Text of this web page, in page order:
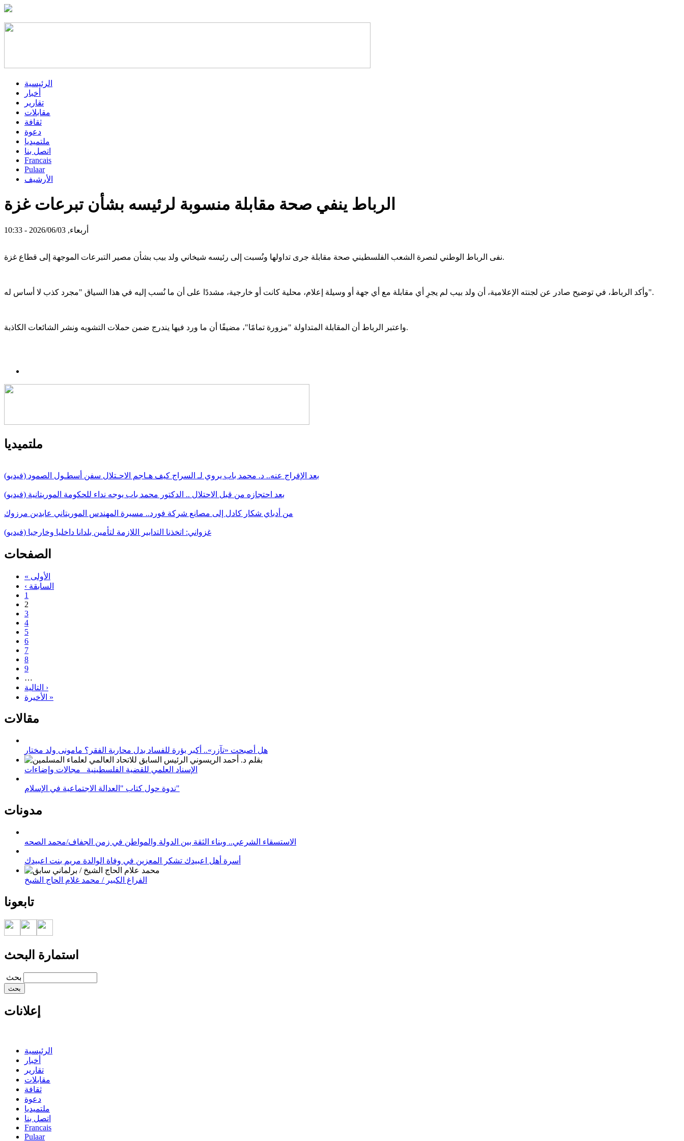
الرئيسية
أخبار
تقارير
مقابلات
ثقافة
دعوة
ملتميديا
اتصل بنا
Francais
Pulaar
الأرشيف
الرباط ينفي صحة مقابلة منسوبة لرئيسه بشأن تبرعات غزة
أربعاء, 2026/06/03 - 10:33
نفى الرباط الوطني لنصرة الشعب الفلسطيني صحة مقابلة جرى تداولها ونُسبت إلى رئيسه شيخاني ولد بيب بشأن مصير التبرعات الموجهة إلى قطاع غزة.
وأكد الرباط، في توضيح صادر عن لجنته الإعلامية، أن ولد بيب لم يجرِ أي مقابلة مع أي جهة أو وسيلة إعلام، محلية كانت أو خارجية، مشددًا على أن ما نُسب إليه في هذا السياق "مجرد كذب لا أساس له".
واعتبر الرباط أن المقابلة المتداولة "مزورة تمامًا"، مضيفًا أن ما ورد فيها يندرج ضمن حملات التشويه ونشر الشائعات الكاذبة.
ملتميديا
بعد الإفراج عنه.. د. محمد باب يروي لـ السراج كيف هـاجم الاحـتلال سفن أسطـول الصمود (فيديو)
بعد احتجازه من قبل الاحتلال .. الدكتور محمد باب يوجه نداء للحكومة الموريتانية (فيديو)
من أدباي شكار كادل إلى مصانع شركة فورد.. مسيرة المهندس الموريتاني عابدين مرزوك
غزواني: اتخذنا التدابير اللازمة لتأمين بلدانا داخليا وخارجيا (فيديو)
الصفحات
« الأولى
‹ السابقة
1
2
3
4
5
6
7
8
9
…
التالية ›
الأخيرة »
مقالات
هل أصبحت «تآزر».. أكبر بؤرة للفساد بدل محاربة الفقر؟ مامونى ولد مختار
الإسناد العلمي للقضية الفلسطينية_ مجالات وإضاءات
ندوة حول كتاب "العدالة الاجتماعية في الإسلام"
مدونات
الاستسقاء الشرعي.. وبناء الثقة بين الدولة والمواطن في زمن الجفاف/محمد الصحه
أسرة أهل اعبيدك تشكر المعزين في وفاة الوالدة مريم بنت اعبيدك
الفراغ الكبير / محمد غلام الحاج الشيخ
تابعونا
استمارة البحث
‏بحث ‏
إعلانات
الرئيسية
أخبار
تقارير
مقابلات
ثقافة
دعوة
ملتميديا
اتصل بنا
Francais
Pulaar